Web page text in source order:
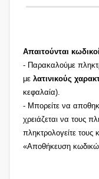
Απαιτούνται
- Παρακαλούμε
με λατινικούς
κεφαλαία).
- Μπορείτε να
χρειάζεται να τους
πληκτρολογείτε τους
«Αποθήκευση